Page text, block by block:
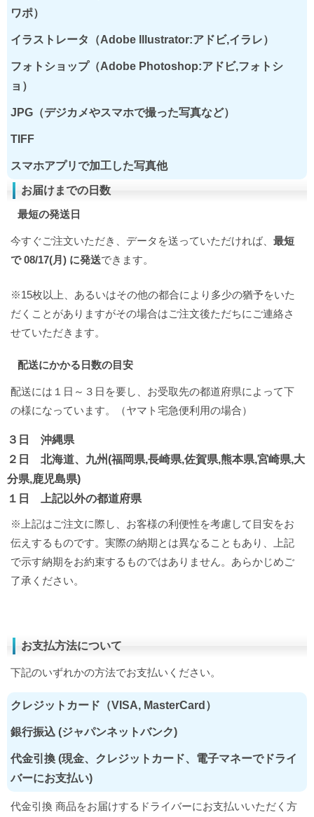
ワポ）
イラストレータ（Adobe Illustrator:アドビ,イラレ）
フォトショップ（Adobe Photoshop:アドビ,フォトシ
ョ）
JPG（デジカメやスマホで撮った写真など）
TIFF
スマホアプリで加工した写真他
お届けまでの日数
最短の発送日
今すぐご注文いただき、データを送っていただければ、 最短
で 08/17(月) に発送できます。
※15枚以上、あるいはその他の都合により多少の猶予をいた
だくことがありますがその場合はご注文後ただちにご連絡さ
せていただきます。
配送にかかる日数の目安
配送には１日～３日を要し、お受取先の都道府県によって下
の様になっています。（ヤマト宅急便利用の場合）
３日 沖縄県
２日 北海道、九州(福岡県,長崎県,佐賀県,熊本県,宮崎県,大
分県,鹿児島県)
１日 上記以外の都道府県
※上記はご注文に際し、お客様の利便性を考慮して目安をお
伝えするものです。実際の納期とは異なることもあり、上記
で示す納期をお約束するものではありません。あらかじめご
了承ください。
お支払方法について
下記のいずれかの方法でお支払いください。
クレジットカード（VISA, MasterCard）
銀行振込 (ジャパンネットバンク)
代金引換 (現金、クレジットカード、電子マネーでドライ
バーにお支払い)
代金引換 商品をお届けするドライバーにお支払いいただく方